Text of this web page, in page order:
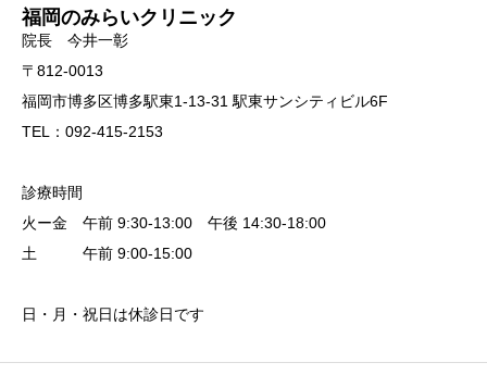
福岡のみらいクリニック
院長 今井一彰
〒812-0013
福岡市博多区博多駅東1-13-31 駅東サンシティビル6F
TEL：092-415-2153
診療時間
火ー金 午前 9:30-13:00 午後 14:30-18:00
土 午前 9:00-15:00
日・月・祝日は休診日です